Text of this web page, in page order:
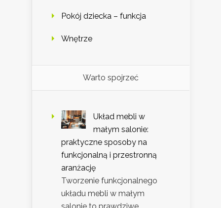
Pokój dziecka – funkcja
Wnętrze
Warto spojrzeć
Układ mebli w
małym salonie:
praktyczne sposoby na
funkcjonalną i przestronną
aranżację
Tworzenie funkcjonalnego
układu mebli w małym
salonie to prawdziwe